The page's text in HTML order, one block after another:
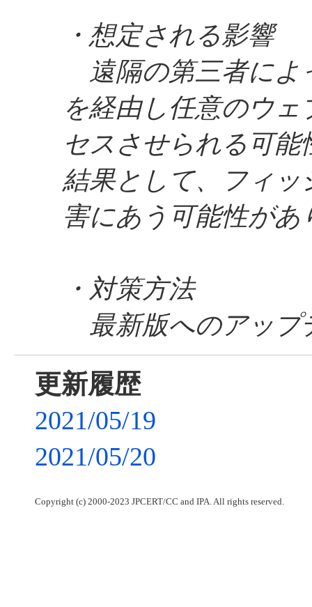
・想定される影響
遠隔の第三者によ
を経由し任意のウ
セスさせられる可能
結果として、フィッ
害にあう可能性があ
・対策方法
最新版へのアップ
更新履歴
2021/05/19
2021/05/20
Copyright (c) 2000-2023 JPCERT/CC and IPA. All rights reserved.